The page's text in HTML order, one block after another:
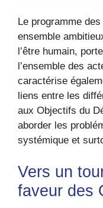
Le programme
ensemble
l’être humain,
l’ensemble des
caractérise
liens entre les
aux Objectifs du
aborder les
systémique et
Vers un
faveur des